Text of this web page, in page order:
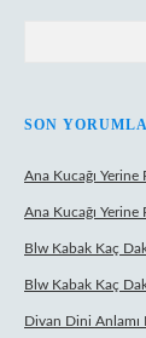
SON
Ana Kucağı Yerine
Ana Kucağı Yerine
Blw Kabak Kaç
Blw Kabak Kaç
Divan Dini Anlamı